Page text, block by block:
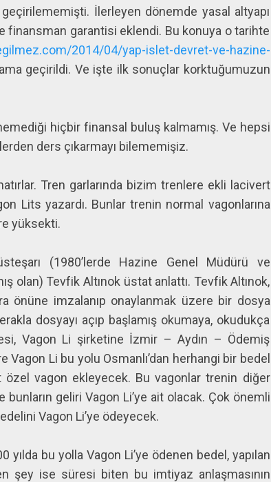
geçirilememişti. İlerleyen dönemde yasal altyapı
finansman garantisi eklendi. Bu konuya o tarihte
2014/04/yap-islet-devret-ve-hazine-
geçirildi. Ve işte ilk sonuçlar korktuğumuzun
hiçbir finansal buluş kalmamış. Ve hepsi
ders çıkarmayı bilememişiz.
Tren garlarında bizim trenlere ekli lacivert
Lits yazardı. Bunlar trenin normal vagonlarına
yüksekti.
(1980’lerde Hazine Genel Müdürü ve
olan) Tevfik Altınok üstat anlattı. Tevfik Altınok,
önüne imzalanıp onaylanmak üzere bir dosya
dosyayı açıp başlamış okumaya, okudukça
Vagon Li şirketine İzmir – Aydın – Ödemiş
Vagon Li bu yolu Osmanlı’dan herhangi bir bedel
özel vagon ekleyecek. Bu vagonlar trenin diğer
bunların geliri Vagon Li’ye ait olacak. Çok önemli
Vagon Li’ye ödeyecek.
bu yolla Vagon Li’ye ödenen bedel, yapılan
şey ise süresi biten bu imtiyaz anlaşmasının